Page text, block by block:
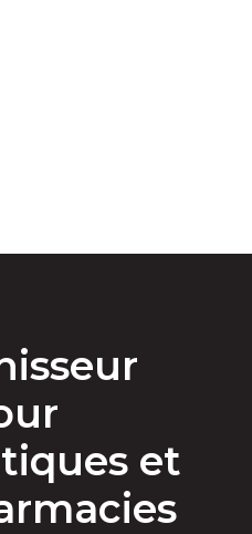
et